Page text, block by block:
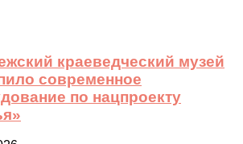
краеведческий музей
современное
по нацпроекту